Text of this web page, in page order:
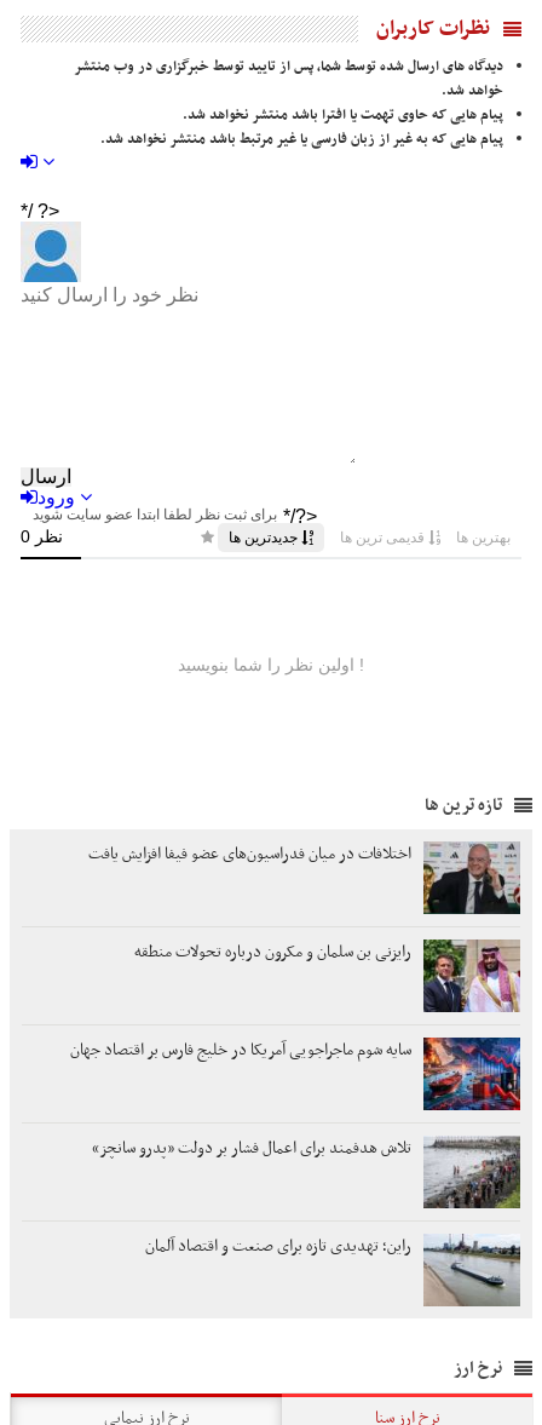
نظرات کاربران
دیدگاه های ارسال شده توسط شما، پس از تایید توسط خبرگزاری در وب منتشر
خواهد شد.
پیام هایی که حاوی تهمت یا افترا باشد منتشر نخواهد شد.
پیام هایی که به غیر از زبان فارسی یا غیر مرتبط باشد منتشر نخواهد شد.
تازه ترین ها
اختلافات در میان فدراسیون‌های عضو فیفا افزایش یافت
رایزنی بن سلمان و مکرون درباره تحولات منطقه
سایه شوم ماجراجویی آمریکا در خلیج فارس بر اقتصاد جهان
تلاش هدفمند برای اعمال فشار بر دولت «پدرو سانچز»
راین؛ تهدیدی تازه برای صنعت و اقتصاد آلمان
نرخ ارز
نرخ ارز سنا
نرخ ارز نیمایی